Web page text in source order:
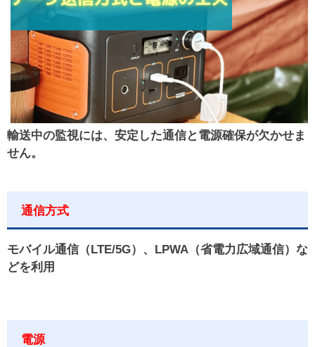
輸送中の監視には、安定した通信と電源確保が欠かせま
せん。
通信方式
モバイル通信（LTE/5G）、LPWA（省電力広域通信）な
どを利用
電源